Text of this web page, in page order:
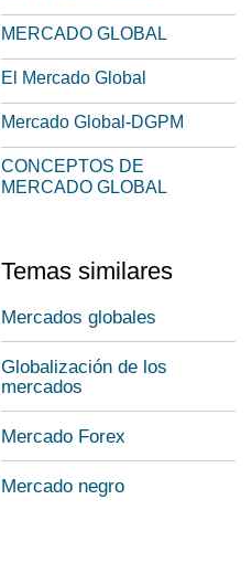
MERCADO GLOBAL
El Mercado Global
Mercado Global-DGPM
CONCEPTOS DE
MERCADO GLOBAL
Temas similares
Mercados globales
Globalización de los
mercados
Mercado Forex
Mercado negro